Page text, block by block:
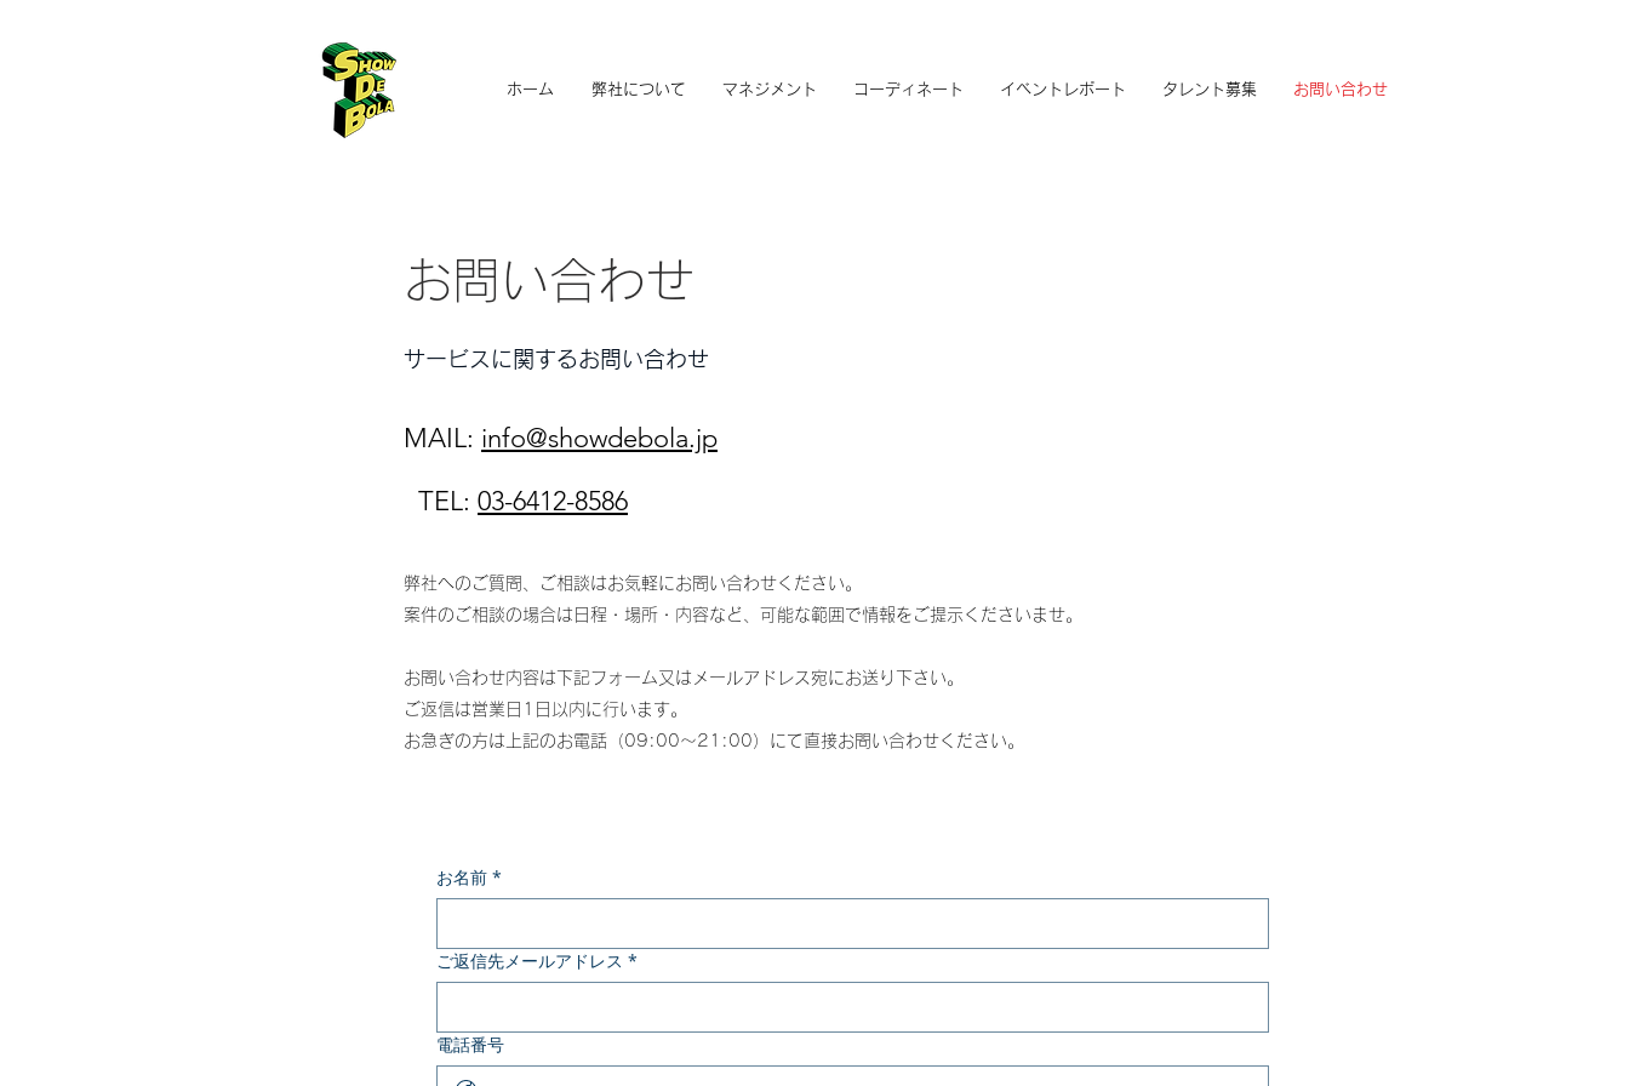
ホーム 弊社について マネジメント コーディネート イベントレポート タレント募集 お問い合わせ
お問い合わせ
​サービスに関するお問い合わせ
MAIL: info@showdebola.jp
TEL: 03-6412-8586
弊社へのご質問、ご相談はお気軽にお問い合わせください。
案件のご相談の場合は日程・場所・内容など、
可能な範囲で情報をご提示くださいませ。
​お問い合わせ内容は下記フォーム又はメールアドレス宛にお送り下さい。
ご返信は営業日1日以内に行います。
お急ぎの方は上記のお電話（09:00〜21:00）にて直接お問い合わせください。
お名前 *
ご返信先メールアドレス *
電話番号